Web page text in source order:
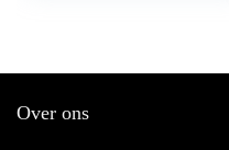
Over ons